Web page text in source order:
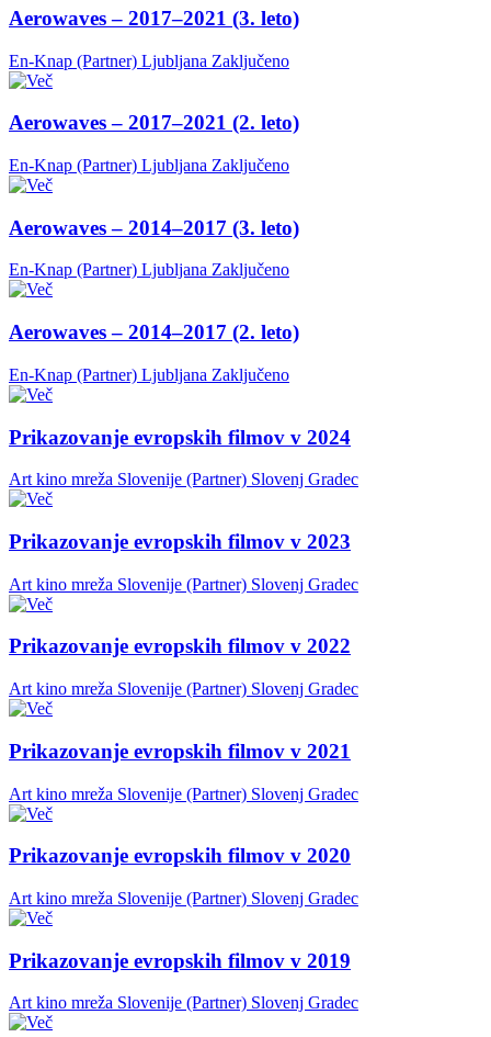
Aerowaves – 2017–2021 (3. leto)
En-Knap (Partner) Ljubljana Zaključeno
Aerowaves – 2017–2021 (2. leto)
En-Knap (Partner) Ljubljana Zaključeno
Aerowaves – 2014–2017 (3. leto)
En-Knap (Partner) Ljubljana Zaključeno
Aerowaves – 2014–2017 (2. leto)
En-Knap (Partner) Ljubljana Zaključeno
Prikazovanje evropskih filmov v 2024
Art kino mreža Slovenije (Partner) Slovenj Gradec
Prikazovanje evropskih filmov v 2023
Art kino mreža Slovenije (Partner) Slovenj Gradec
Prikazovanje evropskih filmov v 2022
Art kino mreža Slovenije (Partner) Slovenj Gradec
Prikazovanje evropskih filmov v 2021
Art kino mreža Slovenije (Partner) Slovenj Gradec
Prikazovanje evropskih filmov v 2020
Art kino mreža Slovenije (Partner) Slovenj Gradec
Prikazovanje evropskih filmov v 2019
Art kino mreža Slovenije (Partner) Slovenj Gradec